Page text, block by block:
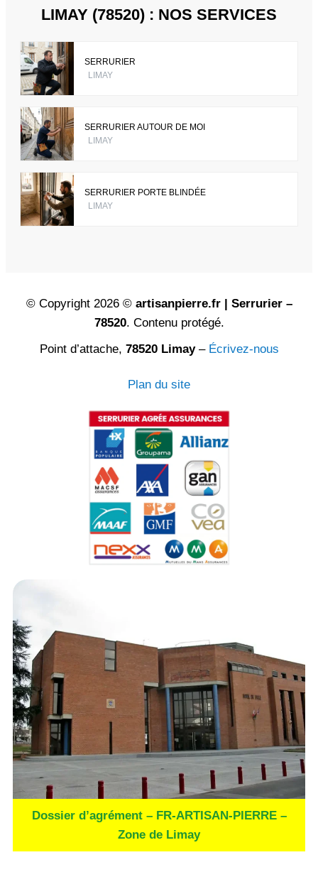
LIMAY (78520) : NOS SERVICES
SERRURIER
LIMAY
SERRURIER AUTOUR DE MOI
LIMAY
SERRURIER PORTE BLINDÉE
LIMAY
© Copyright 2026 © artisanpierre.fr | Serrurier –
78520. Contenu protégé.
Point d’attache, 78520 Limay– Écrivez-nous
Plan du site
Dossier d’agrément – FR-ARTISAN-PIERRE –
Zone de Limay